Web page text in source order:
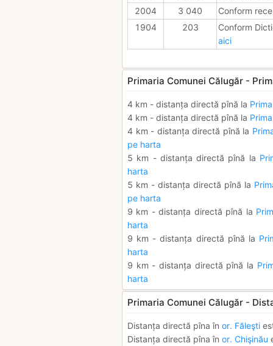
2004
3 040
Conform
1904
203
Conform
aici
Primaria Comunei Călugăr -
4 km - distanța directă pînă la
4 km - distanța directă pînă la
4 km - distanța directă pînă la
pe harta
5 km - distanța directă pînă la
harta
5 km - distanța directă pînă la
pe harta
9 km - distanța directă pînă la
harta
9 km - distanța directă pînă la
harta
9 km - distanța directă pînă la
harta
Primaria Comunei Călugăr -
Distanța directă pîna în or. Făleşti
Distanța directă pîna în or. Chişinău